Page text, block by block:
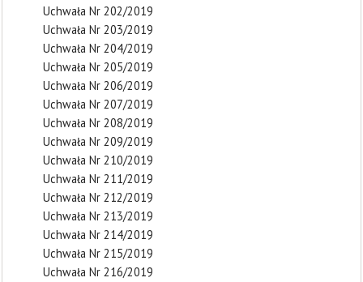
Uchwała Nr 202/2019
Uchwała Nr 203/2019
Uchwała Nr 204/2019
Uchwała Nr 205/2019
Uchwała Nr 206/2019
Uchwała Nr 207/2019
Uchwała Nr 208/2019
Uchwała Nr 209/2019
Uchwała Nr 210/2019
Uchwała Nr 211/2019
Uchwała Nr 212/2019
Uchwała Nr 213/2019
Uchwała Nr 214/2019
Uchwała Nr 215/2019
Uchwała Nr 216/2019